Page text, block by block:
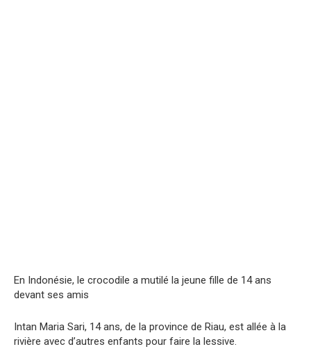
En Indonésie, le crocodile a mutilé la jeune fille de 14 ans
devant ses amis
Intan Maria Sari, 14 ans, de la province de Riau, est allée à la
rivière avec d’autres enfants pour faire la lessive.